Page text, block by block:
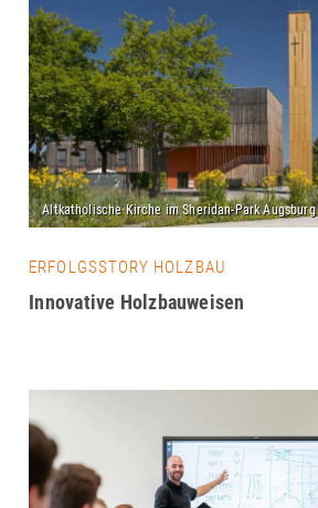
ERFOLGSSTORY HOLZBAU
Innovative Holzbauweisen